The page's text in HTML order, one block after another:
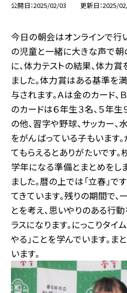
公開日 2025/02/03 更新日 2025/
今日の朝会はオンラインで行
の児童と一緒に大きな声で朝
に、体力テストの結果、体力
ました。体力賞はある基準を
与されます。Ａは金のカード、
のカードは６年生３名、５年生
の他、習字や野球、サッカー、
をがんばっている子もいます
てもらえるとありがたいです
学年になる準備とまとめをし
ました。暦の上では「立春」で
てきています。残りの期間で
とを考え、思いやりのある行
ラスになります。にっこりタイム
やる」ことを学んでいます。ま
います。